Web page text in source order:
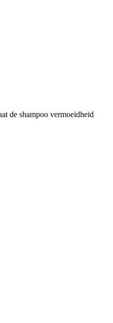
de shampoo vermoeidheid